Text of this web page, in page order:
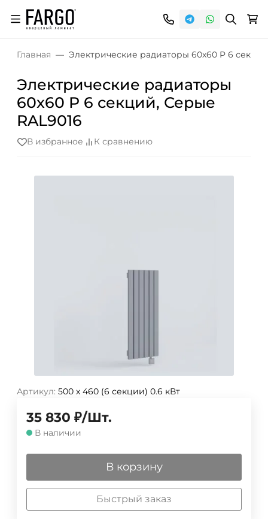
Главная Электрические радиаторы 60x60 P 6
Электрические радиаторы
60x60 P 6 секций, Серые
RAL9016
В избранное К сравнению
Артикул: 500 х 460 (6 секции) 0.6 кВт
35 830 ₽/Шт.
В наличии
В корзину
Быстрый заказ